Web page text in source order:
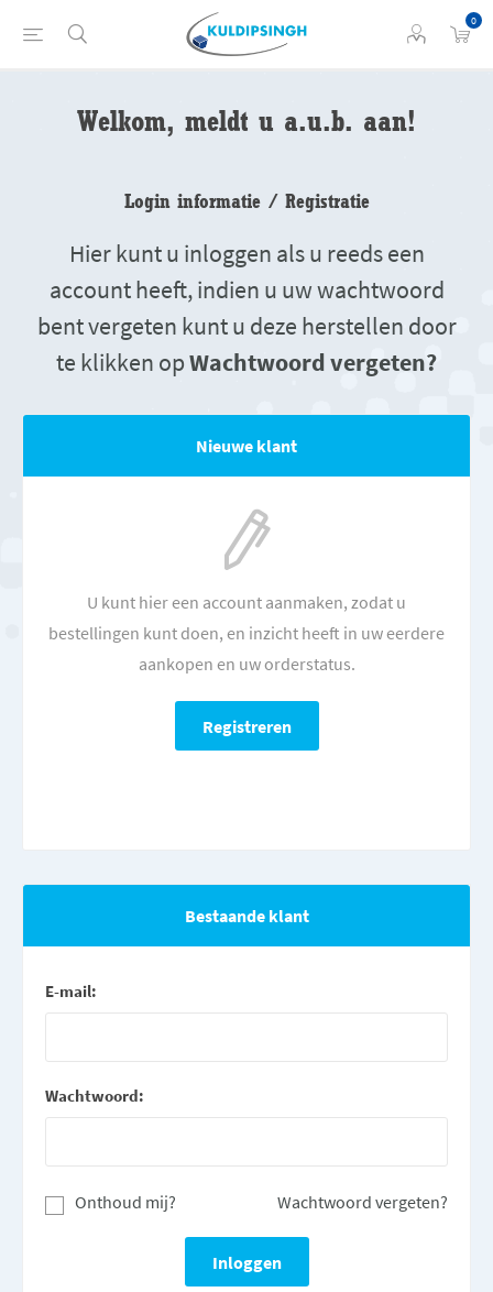
0
Welkom, meldt u a.u.b. aan!
Login informatie / Registratie
Hier kunt u inloggen als u reeds een
account heeft, indien u uw wachtwoord
bent vergeten kunt u deze herstellen door
te klikken opWachtwoord vergeten?
Nieuwe klant
U kunt hier een account aanmaken, zodat u
bestellingen kunt doen, en inzicht heeft in uw eerdere
aankopen en uw orderstatus.
Bestaande klant
E-mail:
Wachtwoord:
Wachtwoord vergeten?
Onthoud mij?